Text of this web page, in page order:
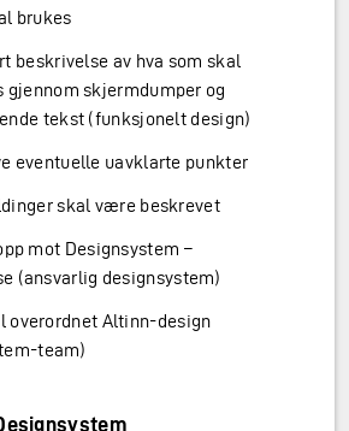
brukes
beskrivelse av hva som skal
gjennom skjermdumper og
tekst (funksjonelt design)
eventuelle uavklarte punkter
skal være beskrevet
mot Designsystem –
(ansvarlig designsystem)
overordnet Altinn-design
team)